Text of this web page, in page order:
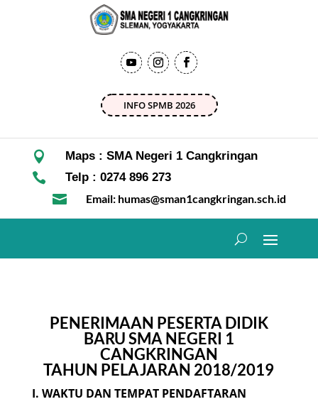
INFO SPMB 2026
 Maps : SMA Negeri 1 Cangkringan
 Telp : 0274 896 273
 Email: humas@sman1cangkringan.sch.id
PENERIMAAN PESERTA DIDIK
BARU SMA NEGERI 1
CANGKRINGAN
TAHUN PELAJARAN 2018/2019
I. WAKTU DAN TEMPAT PENDAFTARAN